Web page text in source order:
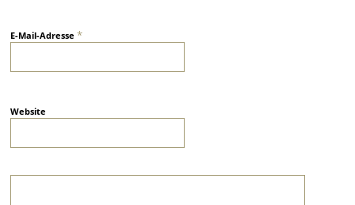
E-Mail-Adresse*
Website